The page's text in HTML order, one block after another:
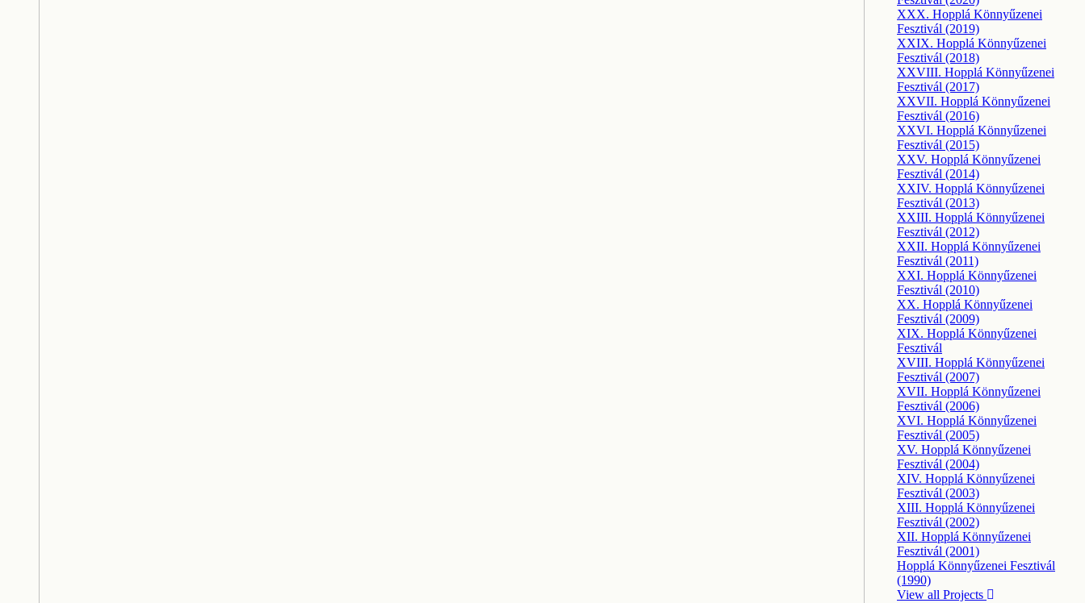
XXX. Hopplá Könnyűzenei
Fesztivál (2019)
XXIX. Hopplá Könnyűzenei
Fesztivál (2018)
XXVIII. Hopplá Könnyűzenei
Fesztivál (2017)
XXVII. Hopplá Könnyűzenei
Fesztivál (2016)
XXVI. Hopplá Könnyűzenei
Fesztivál (2015)
XXV. Hopplá Könnyűzenei
Fesztivál (2014)
XXIV. Hopplá Könnyűzenei
Fesztivál (2013)
XXIII. Hopplá Könnyűzenei
Fesztivál (2012)
XXII. Hopplá Könnyűzenei
Fesztivál (2011)
XXI. Hopplá Könnyűzenei
Fesztivál (2010)
XX. Hopplá Könnyűzenei
Fesztivál (2009)
XIX. Hopplá Könnyűzenei
Fesztivál
XVIII. Hopplá Könnyűzenei
Fesztivál (2007)
XVII. Hopplá Könnyűzenei
Fesztivál (2006)
XVI. Hopplá Könnyűzenei
Fesztivál (2005)
XV. Hopplá Könnyűzenei
Fesztivál (2004)
XIV. Hopplá Könnyűzenei
Fesztivál (2003)
XIII. Hopplá Könnyűzenei
Fesztivál (2002)
XII. Hopplá Könnyűzenei
Fesztivál (2001)
Hopplá Könnyűzenei Fesztivál
(1990)
View all Projects